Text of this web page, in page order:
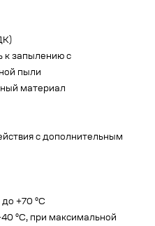
к запылению с
пыли
материал
с дополнительным
+70 °C
°C, при максимальной